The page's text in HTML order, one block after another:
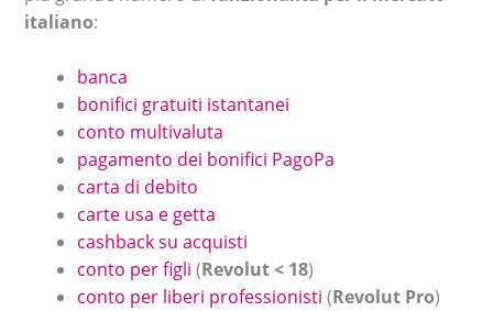
italiano:
banca
bonifici gratuiti istantanei
conto multivaluta
pagamento dei bonifici PagoPa
carta di debito
carte usa e getta
cashback su acquisti
conto per figli (Revolut < 18)
conto per liberi professionisti (Revolut Pro)